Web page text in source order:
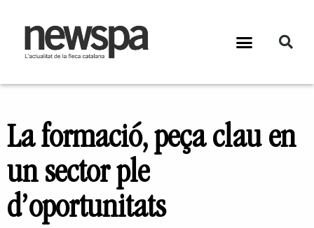
La formació, peça clau en
un sector ple
d’oportunitats